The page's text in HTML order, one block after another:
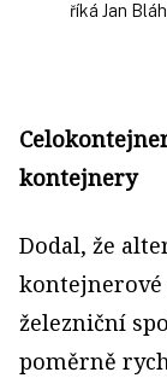
říká Jan
kontejnery
Dodal, že
kontejnerové
železniční
poměrně